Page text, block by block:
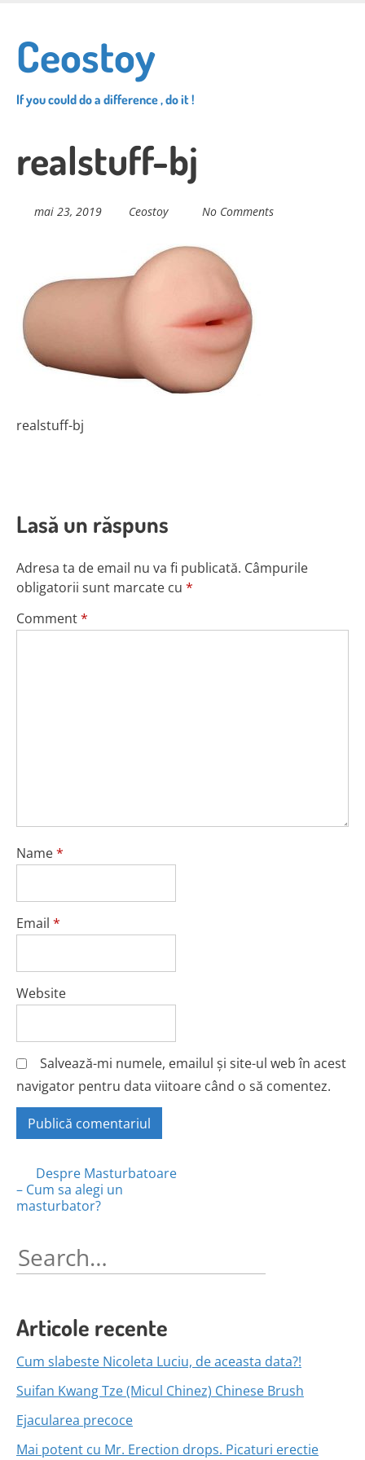
main
content
Ceostoy
If you could do a difference , do it !
realstuff-bj
mai 23, 2019 Ceostoy No Comments
realstuff-bj
Lasă un răspuns
Adresa ta de email nu va fi publicată. Câmpurile
obligatorii sunt marcate cu *
Comment*
Name*
Email *
Website
Salvează-mi numele, emailul și site-ul web în acest
navigator pentru data viitoare când o să comentez.
Posts
navigation
Despre Masturbatoare
– Cum sa alegi un
masturbator?
Search
for:
Articole recente
Cum slabeste Nicoleta Luciu, de aceasta data?!
Suifan Kwang Tze (Micul Chinez) Chinese Brush
Ejacularea precoce
Mai potent cu Mr. Erection drops. Picaturi erectie